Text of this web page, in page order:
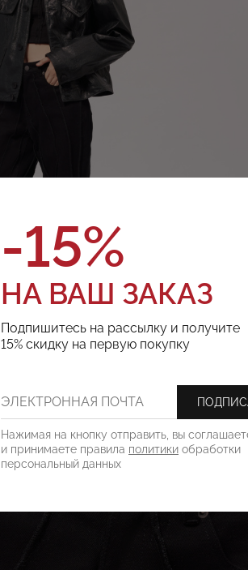
-15%
НА ВАШ ЗАКАЗ
Подпишитесь на рассылку и получите
15% скидку на первую покупку
Нажимая на кнопку отправить, вы
и принимаете правила политики обработки
персональный данных